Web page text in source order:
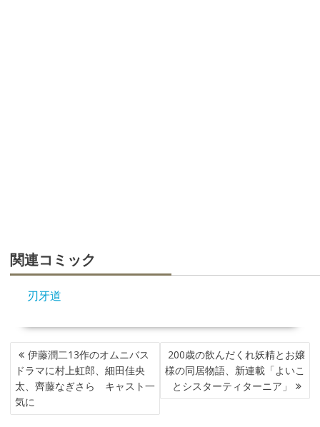
関連コミック
刃牙道
投
稿
ナ
ビ
ゲ
伊藤潤二13作のオムニバス
ドラマに村上虹郎、細田佳央
太、齊藤なぎさら キャスト一
気に
200歳の飲んだくれ妖精とお嬢
様の同居物語、新連載「よいこ
とシスターティターニア」